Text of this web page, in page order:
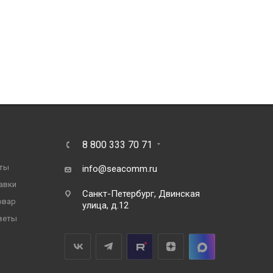
8 800 333 70 71
info@seacomm.ru
Санкт-Петербург, Двинская
улица, д.12